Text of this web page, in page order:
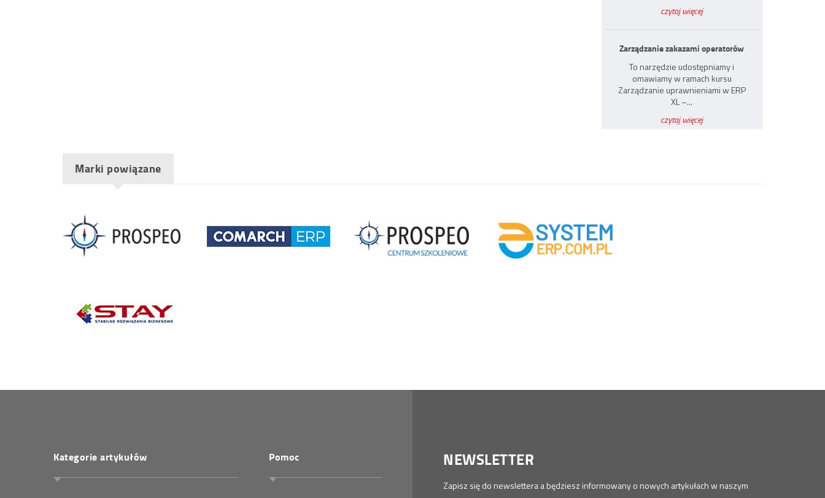
czytaj więcej
Zarządzanie zakazami operatorów
To narzędzie udostępniamy i
omawiamy w ramach kursu
Zarządzanie uprawnieniami w ERP
XL –...
czytaj więcej
Marki powiązane
Kategorie artykułów Pomoc NEWSLETTER
Zapisz się do newslettera a będziesz informowany o nowych artykułach w naszym